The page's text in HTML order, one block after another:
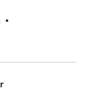
•